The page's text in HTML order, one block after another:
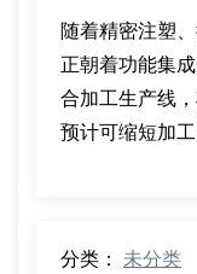
随着精密注塑
正朝着功能集
合加工生产线
预计可缩短加工
分类： 未分类